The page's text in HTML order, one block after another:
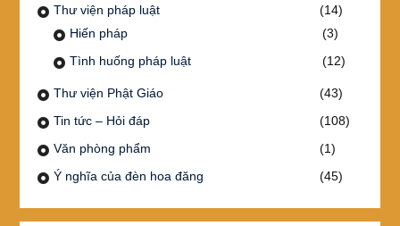
Thư viện pháp luật
(14)
Hiến pháp
(3)
Tình huống pháp luật
(12)
Thư viện Phật Giáo
(43)
Tin tức – Hỏi đáp
(108)
Văn phòng phẩm
(1)
Ý nghĩa của đèn hoa đăng
(45)